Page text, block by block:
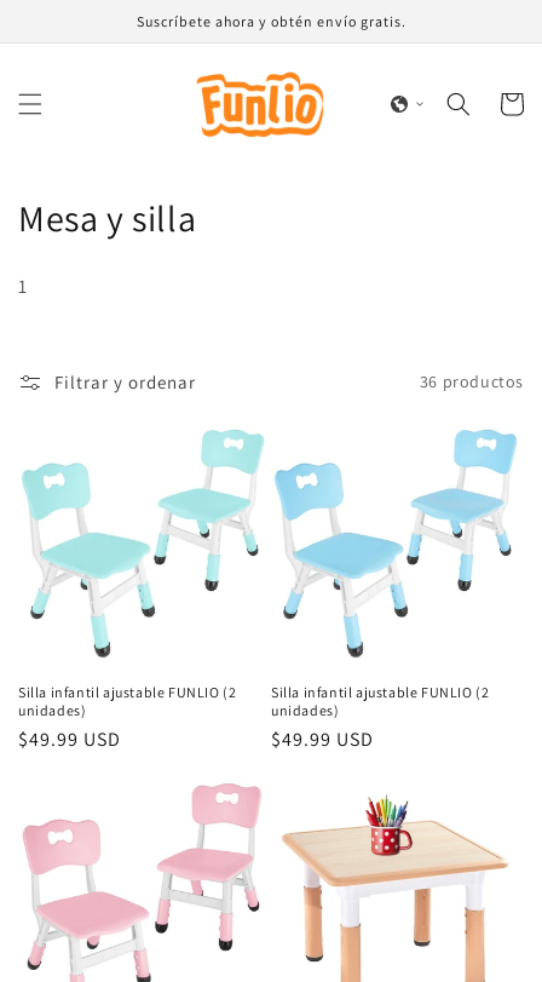
al contenido
Suscríbete ahora y obtén envío gratis.
Carrito
C
c
i
ó
n
Mesa y silla
1
Filtrar y ordenar 36 productos
Silla infantil ajustable FUNLIO (2
unidades)
Precio
$49.99 USD
Silla infantil ajustable FUNLIO (2
unidades)
Precio
$49.99 USD